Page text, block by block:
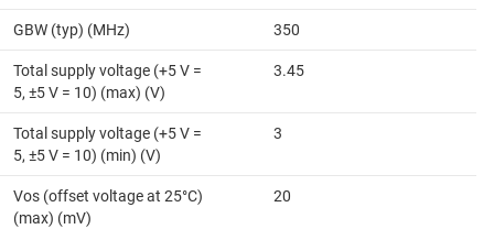
GBW (typ) (MHz) 350
Total supply voltage (+5 V =
5, ±5 V = 10) (max) (V)
3.45
Total supply voltage (+5 V =
5, ±5 V = 10) (min) (V)
3
Vos (offset voltage at 25°C)
(max) (mV)
20